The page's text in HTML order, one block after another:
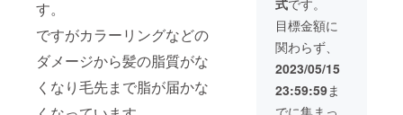
す。
ですがカラーリングなどの
ダメージから髪の脂質がな
くなり毛先まで脂が届かな
保湿と
肌にも
安心の
ノンシ
リコー
ン ・
Liruka
MINER
Conditi
oner」
「hatsu
ka
NATUR
AL OIL
Shamp
oo 」
ング•ヘ
アデ
トック
ス•栄養
補給•エ
ステ•
カット•
セット•
目標金額に
関わらず、
2023/05/15
23:59:59ま
でに集まっ